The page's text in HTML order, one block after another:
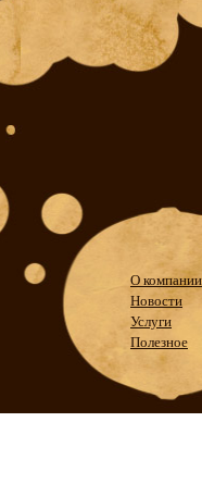
О компании
Новости
Услуги
Полезное